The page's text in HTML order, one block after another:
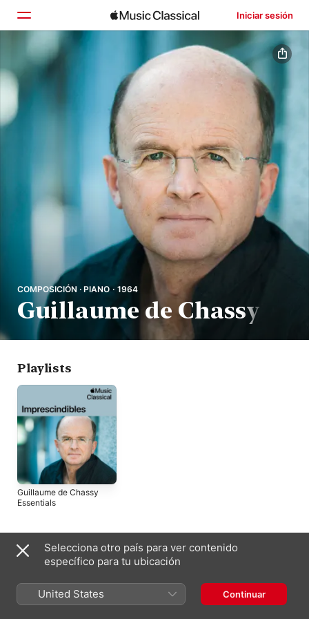
Iniciar sesión
Inicio
COMPOSICIÓN · PIANO · 1964
Guillaume de Chassy
Playlists
Guillaume de Chassy
Essentials
Últimos álbumes como compositor
Selecciona otro país para ver contenido
específico para tu ubicación
United States Continuar